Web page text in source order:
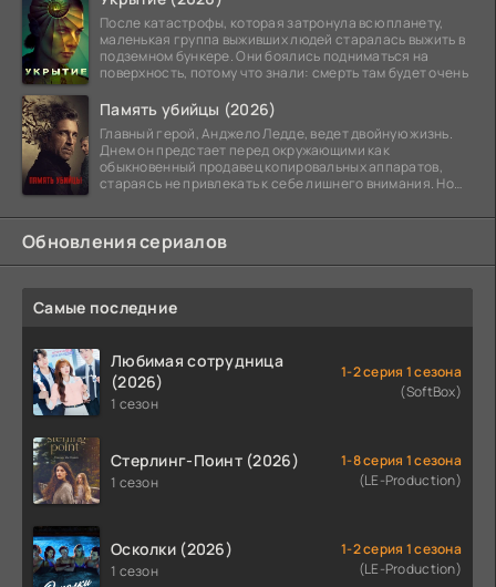
После катастрофы, которая затронула всю планету,
маленькая группа выживших людей старалась выжить в
подземном бункере. Они боялись подниматься на
поверхность, потому что знали: смерть там будет очень
Память убийцы (2026)
Главный герой, Анджело Ледде, ведет двойную жизнь.
Днем он предстает перед окружающими как
обыкновенный продавец копировальных аппаратов,
стараясь не привлекать к себе лишнего внимания. Но
Обновления сериалов
Самые последние
Любимая сотрудница
(2026)
1 сезон
1-2 серия 1 сезона
(SoftBox)
Стерлинг-Поинт (2026)
1 сезон
1-8 серия 1 сезона
(LE-Production)
Осколки (2026)
1 сезон
1-2 серия 1 сезона
(LE-Production)